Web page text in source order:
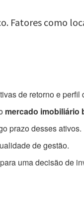
Fatores como
de retorno e perfil
mercado imobiliário
prazo desses ativos.
de gestão.
uma decisão de